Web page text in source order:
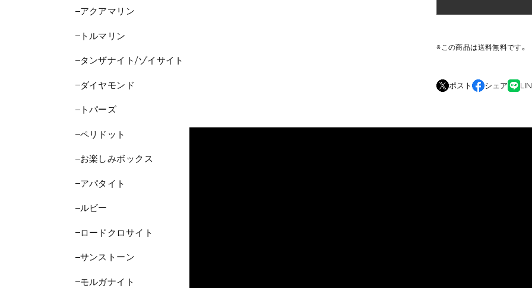
アクアマリン
トルマリン
タンザナイト/ゾイサイト
ダイヤモンド
トパーズ
ペリドット
お楽しみボックス
アパタイト
ルビー
ロードクロサイト
サンストーン
モルガナイト
※この商品は送料無料です。
ポスト シェア